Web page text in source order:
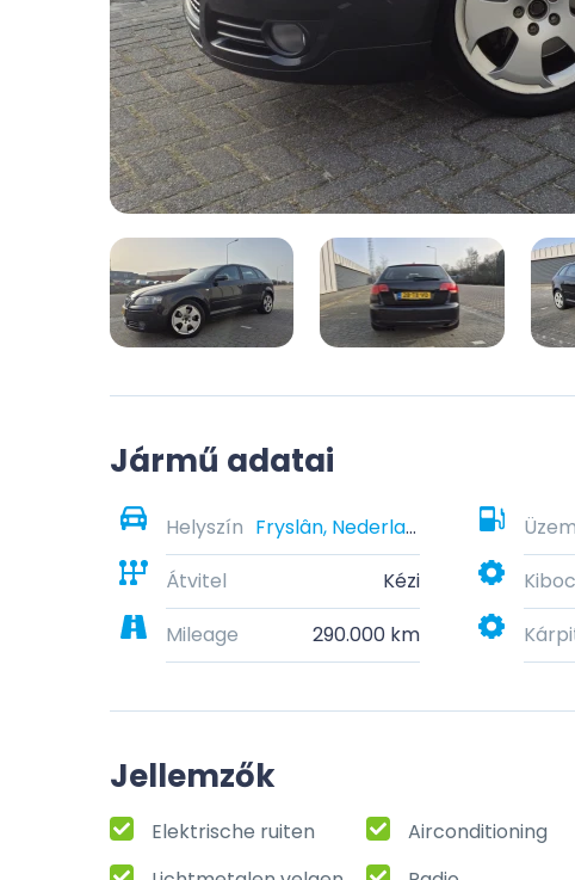
Jármű adatai
Helyszín Fryslân, Nederland
Átvitel
Kézi
Mileage
290.000 km
Jellemzők
Elektrische ruiten Airconditioning